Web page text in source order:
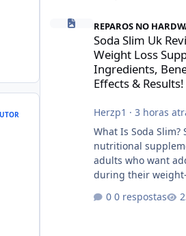
Soda Slim Uk Reviews:
REPAROS NO
Soda Slim Uk
Weight Loss
Ingredients,
Effects & Results!
Herzp1 · 3 horas
What Is Soda Slim?
nutritional
adults who want
during their
the formula is
0 respostas